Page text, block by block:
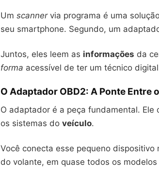
Um scannervia programa é uma
seu smartphone. Segundo, um
Juntos, eles leem as informações da
forma acessível de ter um técnico
O Adaptador OBD2: A Ponte Entre
O adaptador é a peça fundamental.
os sistemas do veículo.
Você conecta esse pequeno dispositivo
do volante, em quase todos os